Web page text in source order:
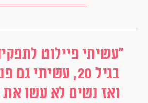
"עשיתי פיילוט
בגיל 20, עשיתי
ואז נשים לא עשו את